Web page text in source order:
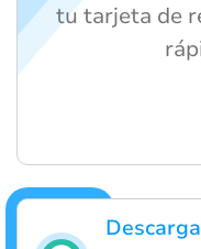
tu tarjeta de